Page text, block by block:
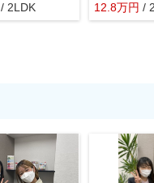
/ 2LDK
12.8万円 /